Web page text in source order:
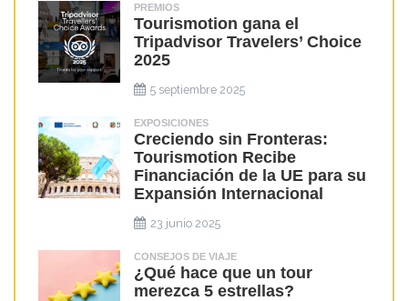
PREMIOS
Tourismotion gana el
Tripadvisor Travelers’ Choice
2025
5 septiembre 2025
EXPOSICIONES
Creciendo sin Fronteras:
Tourismotion Recibe
Financiación de la UE para su
Expansión Internacional
23 junio 2025
CONSEJOS DE VIAJE
¿Qué hace que un tour
merezca 5 estrellas?